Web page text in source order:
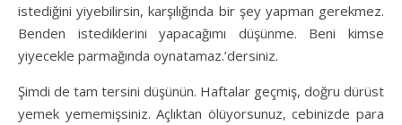
istediğini yiyebilirsin, karşılığında bir şey yapman gerekmez.
Benden istediklerini yapacağımı düşünme. Beni kimse
yiyecekle parmağında oynatamaz.’dersiniz.
Şimdi de tam tersini düşünün. Haftalar geçmiş, doğru dürüst
yemek yememişsiniz. Açlıktan ölüyorsunuz, cebinizde para